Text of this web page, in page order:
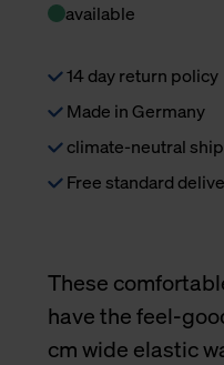
available
14 day return policy
Made in Germany
climate-neutral
Free standard
These
have the feel-
cm wide elastic